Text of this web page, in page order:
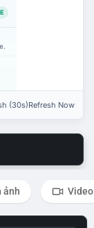
(30s)Refresh Now
ảnh Video